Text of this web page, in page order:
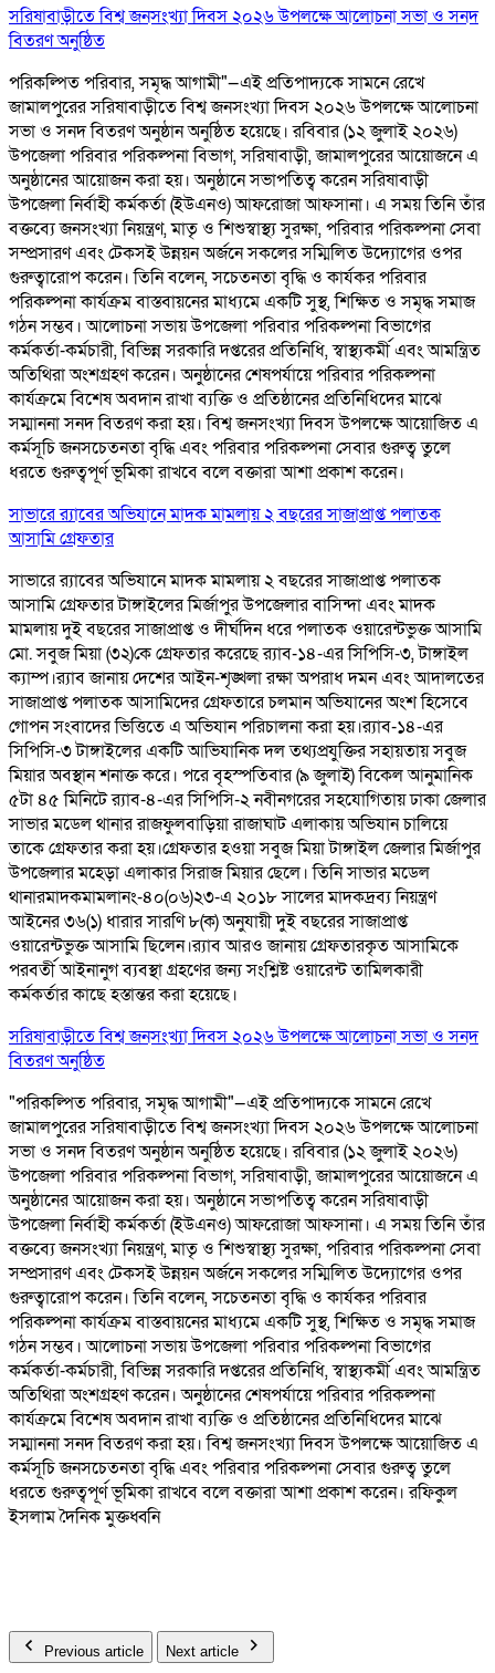
সরিষাবাড়ীতে বিশ্ব জনসংখ্যা দিবস ২০২৬ উপলক্ষে আলোচনা সভা ও সনদ
বিতরণ অনুষ্ঠিত
পরিকল্পিত পরিবার, সমৃদ্ধ আগামী"—এই প্রতিপাদ্যকে সামনে রেখে
জামালপুরের সরিষাবাড়ীতে বিশ্ব জনসংখ্যা দিবস ২০২৬ উপলক্ষে আলোচনা
সভা ও সনদ বিতরণ অনুষ্ঠান অনুষ্ঠিত হয়েছে। রবিবার (১২ জুলাই ২০২৬)
উপজেলা পরিবার পরিকল্পনা বিভাগ, সরিষাবাড়ী, জামালপুরের আয়োজনে এ
অনুষ্ঠানের আয়োজন করা হয়। অনুষ্ঠানে সভাপতিত্ব করেন সরিষাবাড়ী
উপজেলা নির্বাহী কর্মকর্তা (ইউএনও) আফরোজা আফসানা। এ সময় তিনি তাঁর
বক্তব্যে জনসংখ্যা নিয়ন্ত্রণ, মাতৃ ও শিশুস্বাস্থ্য সুরক্ষা, পরিবার পরিকল্পনা সেবা
সম্প্রসারণ এবং টেকসই উন্নয়ন অর্জনে সকলের সম্মিলিত উদ্যোগের ওপর
গুরুত্বারোপ করেন। তিনি বলেন, সচেতনতা বৃদ্ধি ও কার্যকর পরিবার
পরিকল্পনা কার্যক্রম বাস্তবায়নের মাধ্যমে একটি সুস্থ, শিক্ষিত ও সমৃদ্ধ সমাজ
গঠন সম্ভব। আলোচনা সভায় উপজেলা পরিবার পরিকল্পনা বিভাগের
কর্মকর্তা-কর্মচারী, বিভিন্ন সরকারি দপ্তরের প্রতিনিধি, স্বাস্থ্যকর্মী এবং আমন্ত্রিত
অতিথিরা অংশগ্রহণ করেন। অনুষ্ঠানের শেষপর্যায়ে পরিবার পরিকল্পনা
কার্যক্রমে বিশেষ অবদান রাখা ব্যক্তি ও প্রতিষ্ঠানের প্রতিনিধিদের মাঝে
সম্মাননা সনদ বিতরণ করা হয়। বিশ্ব জনসংখ্যা দিবস উপলক্ষে আয়োজিত এ
কর্মসূচি জনসচেতনতা বৃদ্ধি এবং পরিবার পরিকল্পনা সেবার গুরুত্ব তুলে
ধরতে গুরুত্বপূর্ণ ভূমিকা রাখবে বলে বক্তারা আশা প্রকাশ করেন।
সাভারে র‌্যাবের অভিযানে মাদক মামলায় ২ বছরের সাজাপ্রাপ্ত পলাতক
আসামি গ্রেফতার
সাভারে র‌্যাবের অভিযানে মাদক মামলায় ২ বছরের সাজাপ্রাপ্ত পলাতক
আসামি গ্রেফতার টাঙ্গাইলের মির্জাপুর উপজেলার বাসিন্দা এবং মাদক
মামলায় দুই বছরের সাজাপ্রাপ্ত ও দীর্ঘদিন ধরে পলাতক ওয়ারেন্টভুক্ত আসামি
মো. সবুজ মিয়া (৩২)কে গ্রেফতার করেছে র‌্যাব-১৪-এর সিপিসি-৩, টাঙ্গাইল
ক্যাম্প।র‌্যাব জানায় দেশের আইন-শৃঙ্খলা রক্ষা অপরাধ দমন এবং আদালতের
সাজাপ্রাপ্ত পলাতক আসামিদের গ্রেফতারে চলমান অভিযানের অংশ হিসেবে
গোপন সংবাদের ভিত্তিতে এ অভিযান পরিচালনা করা হয়।র‌্যাব-১৪-এর
সিপিসি-৩ টাঙ্গাইলের একটি আভিযানিক দল তথ্যপ্রযুক্তির সহায়তায় সবুজ
মিয়ার অবস্থান শনাক্ত করে। পরে বৃহস্পতিবার (৯ জুলাই) বিকেল আনুমানিক
৫টা ৪৫ মিনিটে র‌্যাব-৪-এর সিপিসি-২ নবীনগরের সহযোগিতায় ঢাকা জেলার
সাভার মডেল থানার রাজফুলবাড়িয়া রাজাঘাট এলাকায় অভিযান চালিয়ে
তাকে গ্রেফতার করা হয়।গ্রেফতার হওয়া সবুজ মিয়া টাঙ্গাইল জেলার মির্জাপুর
উপজেলার মহেড়া এলাকার সিরাজ মিয়ার ছেলে। তিনি সাভার মডেল
থানারমাদকমামলানং-৪০(০৬)২৩-এ ২০১৮ সালের মাদকদ্রব্য নিয়ন্ত্রণ
আইনের ৩৬(১) ধারার সারণি ৮(ক) অনুযায়ী দুই বছরের সাজাপ্রাপ্ত
ওয়ারেন্টভুক্ত আসামি ছিলেন।র‌্যাব আরও জানায় গ্রেফতারকৃত আসামিকে
পরবর্তী আইনানুগ ব্যবস্থা গ্রহণের জন্য সংশ্লিষ্ট ওয়ারেন্ট তামিলকারী
কর্মকর্তার কাছে হস্তান্তর করা হয়েছে।
সরিষাবাড়ীতে বিশ্ব জনসংখ্যা দিবস ২০২৬ উপলক্ষে আলোচনা সভা ও সনদ
বিতরণ অনুষ্ঠিত
"পরিকল্পিত পরিবার, সমৃদ্ধ আগামী"—এই প্রতিপাদ্যকে সামনে রেখে
জামালপুরের সরিষাবাড়ীতে বিশ্ব জনসংখ্যা দিবস ২০২৬ উপলক্ষে আলোচনা
সভা ও সনদ বিতরণ অনুষ্ঠান অনুষ্ঠিত হয়েছে। রবিবার (১২ জুলাই ২০২৬)
উপজেলা পরিবার পরিকল্পনা বিভাগ, সরিষাবাড়ী, জামালপুরের আয়োজনে এ
অনুষ্ঠানের আয়োজন করা হয়। অনুষ্ঠানে সভাপতিত্ব করেন সরিষাবাড়ী
উপজেলা নির্বাহী কর্মকর্তা (ইউএনও) আফরোজা আফসানা। এ সময় তিনি তাঁর
বক্তব্যে জনসংখ্যা নিয়ন্ত্রণ, মাতৃ ও শিশুস্বাস্থ্য সুরক্ষা, পরিবার পরিকল্পনা সেবা
সম্প্রসারণ এবং টেকসই উন্নয়ন অর্জনে সকলের সম্মিলিত উদ্যোগের ওপর
গুরুত্বারোপ করেন। তিনি বলেন, সচেতনতা বৃদ্ধি ও কার্যকর পরিবার
পরিকল্পনা কার্যক্রম বাস্তবায়নের মাধ্যমে একটি সুস্থ, শিক্ষিত ও সমৃদ্ধ সমাজ
গঠন সম্ভব। আলোচনা সভায় উপজেলা পরিবার পরিকল্পনা বিভাগের
কর্মকর্তা-কর্মচারী, বিভিন্ন সরকারি দপ্তরের প্রতিনিধি, স্বাস্থ্যকর্মী এবং আমন্ত্রিত
অতিথিরা অংশগ্রহণ করেন। অনুষ্ঠানের শেষপর্যায়ে পরিবার পরিকল্পনা
কার্যক্রমে বিশেষ অবদান রাখা ব্যক্তি ও প্রতিষ্ঠানের প্রতিনিধিদের মাঝে
সম্মাননা সনদ বিতরণ করা হয়। বিশ্ব জনসংখ্যা দিবস উপলক্ষে আয়োজিত এ
কর্মসূচি জনসচেতনতা বৃদ্ধি এবং পরিবার পরিকল্পনা সেবার গুরুত্ব তুলে
ধরতে গুরুত্বপূর্ণ ভূমিকা রাখবে বলে বক্তারা আশা প্রকাশ করেন। রফিকুল
ইসলাম দৈনিক মুক্তধ্বনি
Previous article Next article